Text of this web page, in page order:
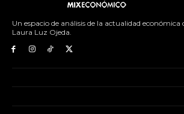
Un espacio de análisis de la actualidad
Laura Luz Ojeda.